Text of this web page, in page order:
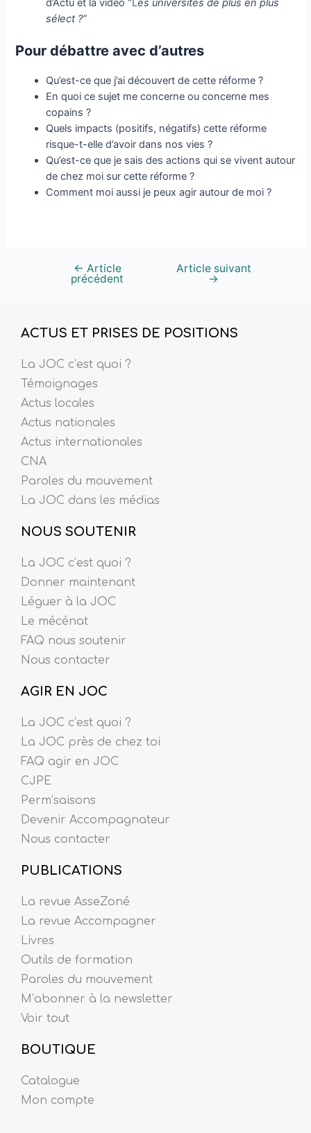
d’Actu et la vidéo “Les universités de plus en plus
sélect ?”
Pour débattre avec d’autres
Qu’est-ce que j’ai découvert de cette réforme ?
En quoi ce sujet me concerne ou concerne mes
copains ?
Quels impacts (positifs, négatifs) cette réforme
risque-t-elle d’avoir dans nos vies ?
Qu’est-ce que je sais des actions qui se vivent autour
de chez moi sur cette réforme ?
Comment moi aussi je peux agir autour de moi ?
← Article
précédent
Article suivant
→
ACTUS ET PRISES DE POSITIONS
La JOC c’est quoi ?
Témoignages
Actus locales
Actus nationales
Actus internationales
CNA
Paroles du mouvement
La JOC dans les médias
NOUS SOUTENIR
La JOC c’est quoi ?
Donner maintenant
Léguer à la JOC
Le mécénat
FAQ nous soutenir
Nous contacter
AGIR EN JOC
La JOC c’est quoi ?
La JOC près de chez toi
FAQ agir en JOC
CJPE
Perm’saisons
Devenir Accompagnateur
Nous contacter
PUBLICATIONS
La revue AsseZoné
La revue Accompagner
Livres
Outils de formation
Paroles du mouvement
M’abonner à la newsletter
Voir tout
BOUTIQUE
Catalogue
Mon compte